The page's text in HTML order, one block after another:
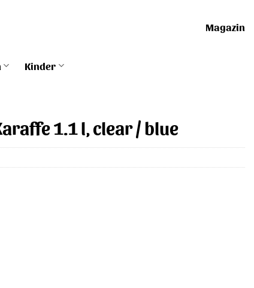
Magazin
Kinder
1.1 l, clear / blue